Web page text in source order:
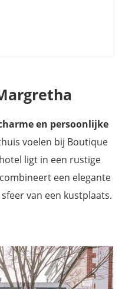
en persoonlijke
voelen bij Boutique
ligt in een rustige
een elegante
van een kustplaats.